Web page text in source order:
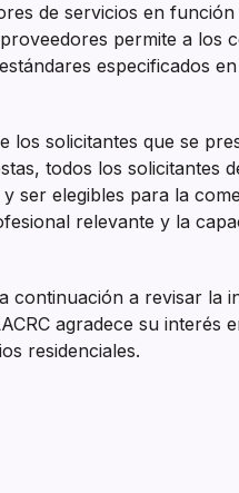
de servicios en
permite a los
especificados
solicitantes que se
todos los solicitantes
ser elegibles para la
relevante y la
continuación a revisar la
agradece su interés
residenciales.